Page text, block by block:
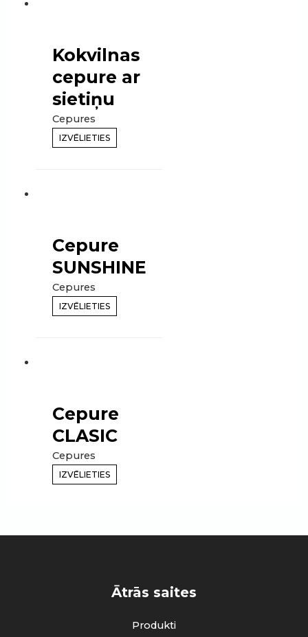
Kokvilnas
cepure ar
sietiņu
Cepures
IZVĒLIETIES
Cepure
SUNSHINE
Cepures
IZVĒLIETIES
Cepure
CLASIC
Cepures
IZVĒLIETIES
Ātrās saites
Produkti